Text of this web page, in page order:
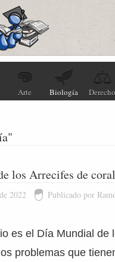
Arte Biología Derecho
los Arrecifes de coral
2022 Publicado por
es el Día Mundial de
problemas que